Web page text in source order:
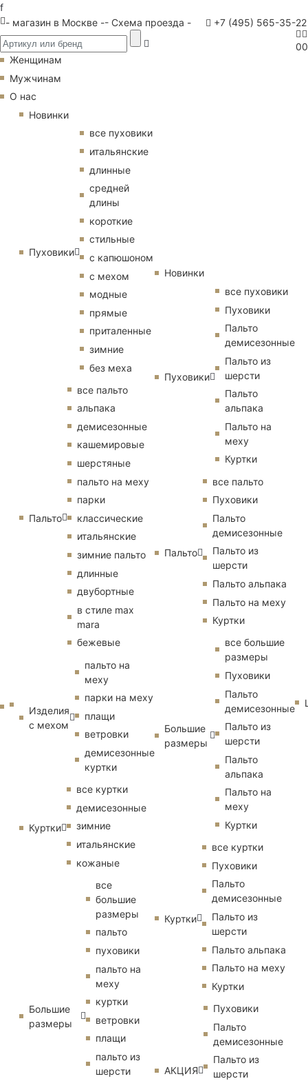
f
- магазин в Москве -- Схема проезда - +7 (495) 565-35-22
00
Женщинам
Мужчинам
О нас
Новинки
Пуховики
все пуховики
итальянские
длинные
средней
длины
короткие
стильные
с капюшоном
с мехом
модные
прямые
приталенные
зимние
без меха
Пальто
все пальто
альпака
демисезонные
кашемировые
шерстяные
пальто на меху
парки
классические
итальянские
зимние пальто
длинные
двубортные
в стиле max
mara
бежевые
Изделия
с мехом
пальто на
меху
парки на меху
плащи
ветровки
демисезонные
куртки
Куртки
все куртки
демисезонные
зимние
итальянские
кожаные
Большие
размеры
все
большие
размеры
пальто
пуховики
пальто на
меху
куртки
ветровки
плащи
пальто из
шерсти
Новинки
Пуховики
все пуховики
Пуховики
Пальто
демисезонные
Пальто из
шерсти
Пальто
альпака
Пальто на
меху
Куртки
Пальто
все пальто
Пуховики
Пальто
демисезонные
Пальто из
шерсти
Пальто альпака
Пальто на меху
Куртки
Большие
размеры
все большие
размеры
Пуховики
Пальто
демисезонные
Пальто из
шерсти
Пальто
альпака
Пальто на
меху
Куртки
Куртки
все куртки
Пуховики
Пальто
демисезонные
Пальто из
шерсти
Пальто альпака
Пальто на меху
Куртки
АКЦИЯ
Пуховики
Пальто
демисезонные
Пальто из
шерсти